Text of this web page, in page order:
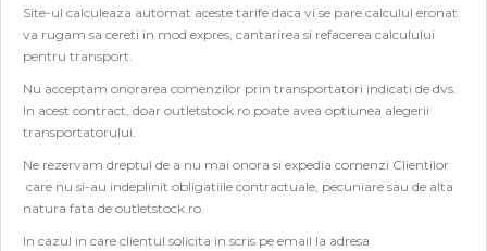
Site-ul calculeaza automat aceste tarife daca vi se pare calculul eronat
va rugam sa cereti in mod expres, cantarirea si refacerea calculului
pentru transport.
Nu acceptam onorarea comenzilor prin transportatori indicati de dvs.
In acest contract, doar outletstock.ro poate avea optiunea alegerii
transportatorului.
Ne rezervam dreptul de a nu mai onora si expedia comenzi Clientilor
care nu si-au indeplinit obligatiile contractuale, pecuniare sau de alta
natura fata de outletstock.ro.
In cazul in care clientul solicita in scris pe email la adresa